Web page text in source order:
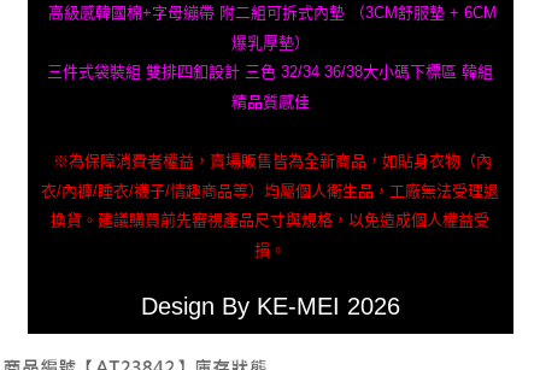
高級感韓國棉+字母繃帶 附二組可拆式內墊 （3CM舒服墊 + 6CM
爆乳厚墊）
三件式袋裝組 雙排四釦設計 三色 32/34 36/38大小碼下標區 韓組
精品質感佳
※為保障消費者權益，賣場販售皆為全新商品，如貼身衣物（內
衣/內褲/睡衣/襪子/情趣商品等）均屬個人衛生品，工廠無法受理退
換貨。建議購買前先審視產品尺寸與規格，以免造成個人權益受
損。
Design By KE-MEI 2026